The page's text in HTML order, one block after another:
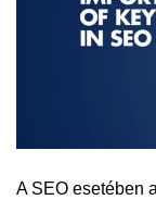
A SEO esetében